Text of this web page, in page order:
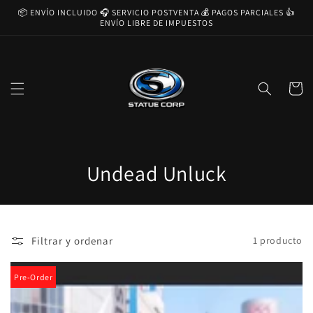
directamente
📦 ENVÍO INCLUIDO 🎧 SERVICIO POSTVENTA 💰 PAGOS PARCIALES 👍
ENVÍO LIBRE DE IMPUESTOS
Carrito
C
o
e
c
Undead Unluck
Filtrar y ordenar 1 producto
Pre-Order